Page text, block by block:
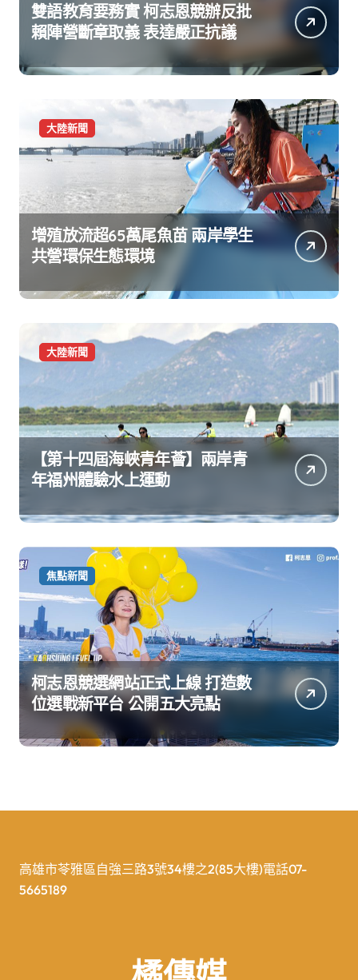
雙語教育要務實 柯志恩競辦反批
賴陣營斷章取義 表達嚴正抗議
大陸新聞
增殖放流超65萬尾魚苗 兩岸學生
共營環保生態環境
大陸新聞
【第十四屆海峽青年薈】兩岸青
年福州體驗水上運動
焦點新聞
柯志恩競選網站正式上線 打造數
位選戰新平台 公開五大亮點
高雄市苓雅區自強三路3號34樓之2(85大樓)電話07-
5665189